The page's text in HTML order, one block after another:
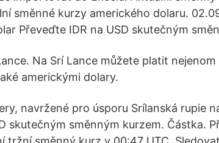
směnné kurzy amerického dolaru.
Převeďte IDR na USD skutečným
Na Srí Lance můžete platit
americkými dolary.
navržené pro úsporu Srílanská rupie
skutečným směnným kurzem. Částka.